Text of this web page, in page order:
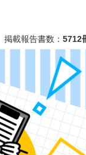
掲載報告書数： 5712